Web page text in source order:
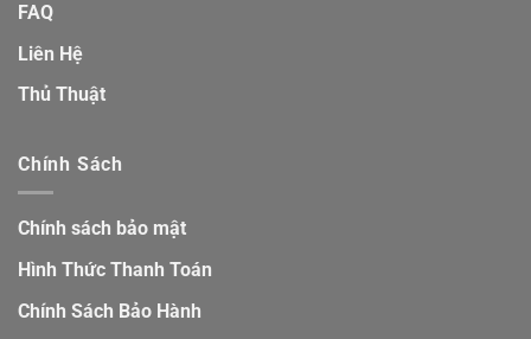
FAQ
Liên Hệ
Thủ Thuật
Chính Sách
Chính sách bảo mật
Hình Thức Thanh Toán
Chính Sách Bảo Hành